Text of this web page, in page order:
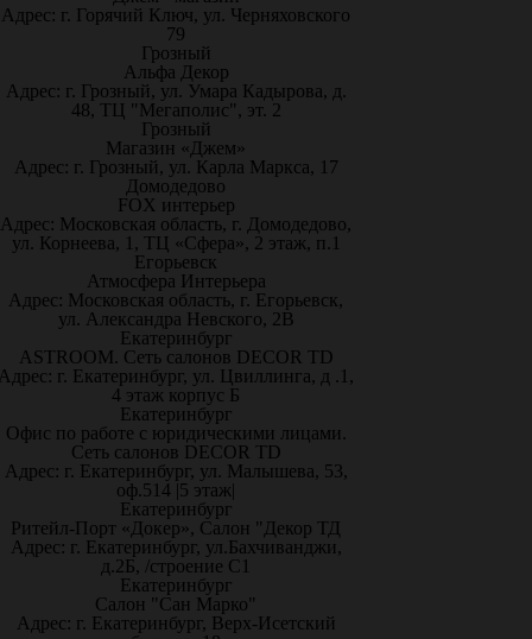
Адрес: г. Горячий Ключ, ул. Черняховского
79
Грозный
Альфа Декор
Адрес: г. Грозный, ул. Умара Кадырова, д.
48, ТЦ "Мегаполис", эт. 2
Грозный
Магазин «Джем»
Адрес: г. Грозный, ул. Карла Маркса, 17
Домодедово
FOX интерьер
Адрес: Московская область, г. Домодедово,
ул. Корнеева, 1, ТЦ «Сфера», 2 этаж, п.1
Егорьевск
Атмосфера Интерьера
Адрес: Московская область, г. Егорьевск,
ул. Александра Невского, 2В
Екатеринбург
ASTROOM. Сеть салонов DECOR TD
г. Екатеринбург, ул. Цвиллинга, д .1,
4 этаж корпус Б
Екатеринбург
Офис по работе с юридическими лицами.
Сеть салонов DECOR TD
Адрес: г. Екатеринбург, ул. Малышева, 53,
оф.514 |5 этаж|
Екатеринбург
Ритейл-Порт «Докер», Салон "Декор ТД
Адрес: г. Екатеринбург, ул.Бахчиванджи,
д.2Б, /строение С1
Екатеринбург
Салон "Сан Марко"
Адрес: г. Екатеринбург, Верх-Исетский